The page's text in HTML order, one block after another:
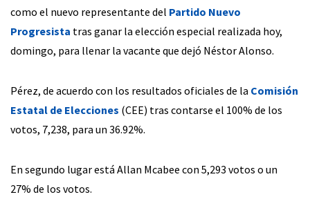
como el nuevo representante del Partido Nuevo
Progresista tras ganar la elección especial realizada hoy,
domingo, para llenar la vacante que dejó Néstor Alonso.
Pérez, de acuerdo con los resultados oficiales de la Comisión
Estatal de Elecciones (CEE) tras contarse el 100% de los
votos, 7,238, para un 36.92%.
En segundo lugar está Allan Mcabee con 5,293 votos o un
27% de los votos.